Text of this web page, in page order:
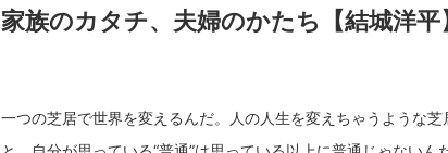
家族のカタチ、夫婦のかたち【結城洋平
一つの芝居で世界を変えるんだ。人の人生を変えちゃうような